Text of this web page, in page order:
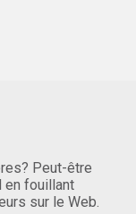
Peut-être
en fouillant
sur le Web.